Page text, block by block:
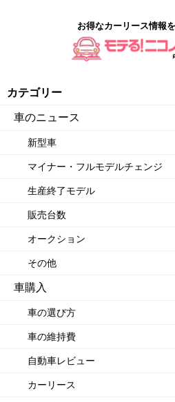
お得なカーリース情報
カテゴリー
車のニュース
新型車
マイナー・フルモデルチェンジ
生産終了モデル
販売台数
オークション
その他
車購入
車の選び方
車の維持費
自動車レビュー
カーリース